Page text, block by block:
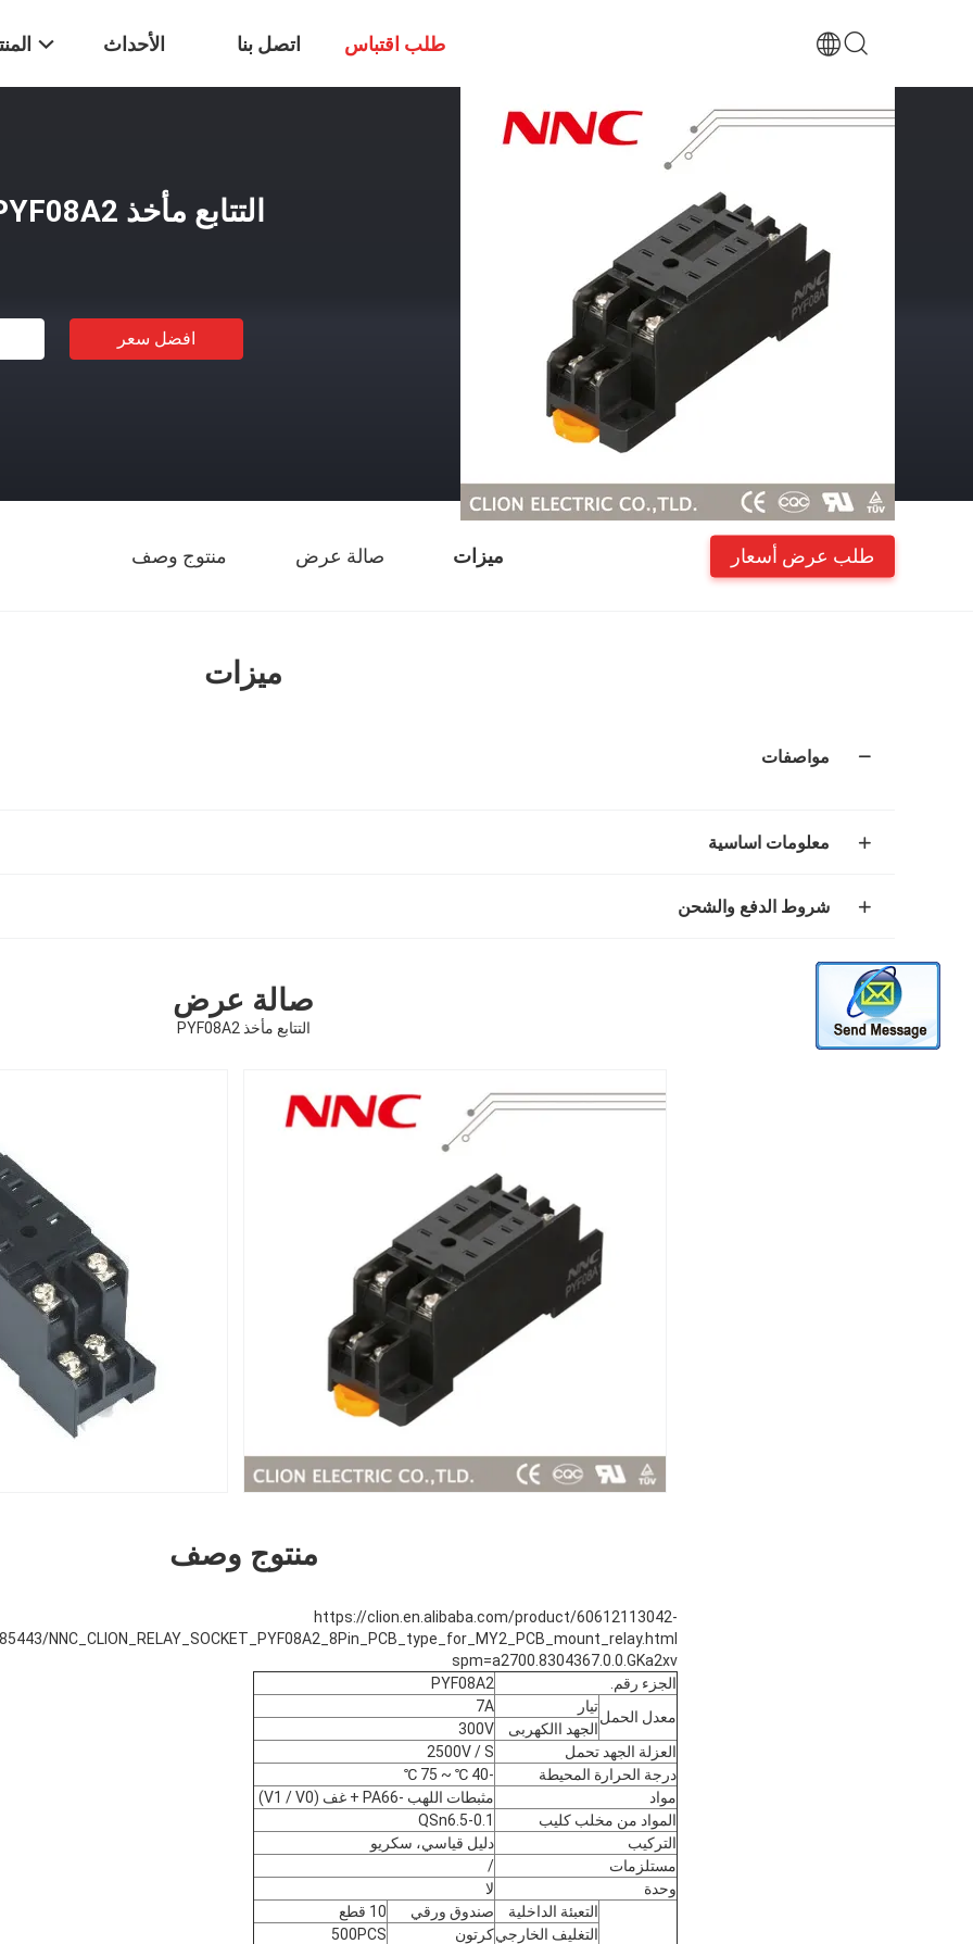
الأحداث اتصل بنا طلب اقتباس
منزل / المنتجات / مقبس التتابع التتابع مأخذ PYF08A2
التتابع مأخذ PYF08A2
افضل سعر
ميزات صالة عرض منتوج وصف طلب عرض أسعار
ميزات
مواصفات
معلومات اساسية
شروط الدفع والشحن
صالة عرض
التتابع مأخذ PYF08A2
منتوج وصف
https://clion.en.alibaba.com/product/60612113042-
spm=a2700.8304367.0.0.GKa2xv
الجزء رقم.
PYF08A2
معدل الحمل
تيار
7A
الجهد االكهربى
300V
العزلة الجهد تحمل
2500V / S
درجة الحرارة المحيطة
-40 ℃ ~ 75 ℃
مواد
مثبطات اللهب -PA66 + غف (V1 / V0)
المواد من مخلب كليب
QSn6.5-0.1
التركيب
دليل قياسي، سكريو
مستلزمات
/
وحدة
لا
التعبئة الداخلية صندوق ورقي
10 قطع
التغليف الخارجيكرتون
500PCS